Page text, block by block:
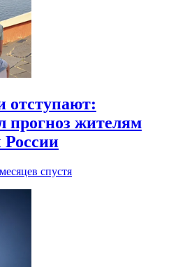
отступают:
прогноз жителям
спустя